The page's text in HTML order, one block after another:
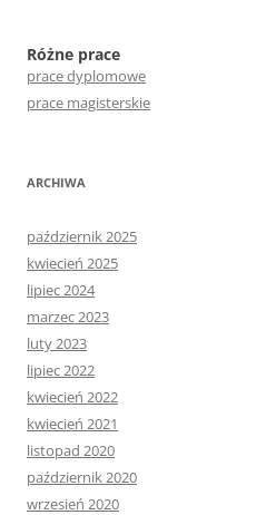
Różne prace
prace dyplomowe
prace magisterskie
ARCHIWA
październik 2025
kwiecień 2025
lipiec 2024
marzec 2023
luty 2023
lipiec 2022
kwiecień 2022
kwiecień 2021
listopad 2020
październik 2020
wrzesień 2020